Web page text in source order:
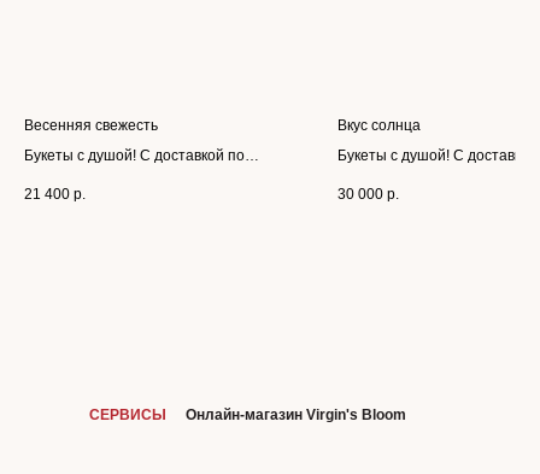
Весенняя свежесть
Букеты с душой! С доставкой по
21 400 р.
Вкус солнца
Букеты с душой! С
30 000 р.
СЕРВИСЫ Онлайн-магазин Virgin's Bloom